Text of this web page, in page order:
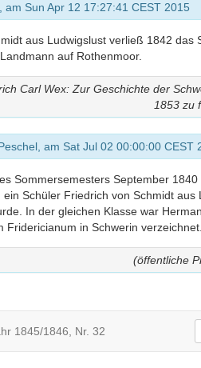
am Sun Apr 12 17:27:41 CEST 2015
aus Ludwigslust verließ 1842
auf Rothenmoor.
Carl Wex: Zur Geschichte der
1853 zu
am Sat Jul 02 00:00:00 CEST
Sommersemesters September
ein Schüler Friedrich von Schmidt
In der gleichen Klasse war
Fridericianum in Schwerin verzeichnet.
(öffentliche
1845/1846, Nr. 32